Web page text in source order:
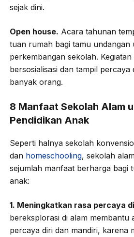
sejak dini.
Open house. Acara tahunan
tuan rumah bagi tamu undangan
perkembangan sekolah.
bersosialisasi dan tampil percaya
banyak orang.
8 Manfaat Sekolah Alam
Pendidikan Anak
Seperti halnya sekolah
dan homeschooling, sekolah
sejumlah manfaat berharga bagi
anak:
1. Meningkatkan rasa percaya
bereksplorasi di alam membantu
percaya diri dan mandiri, karena